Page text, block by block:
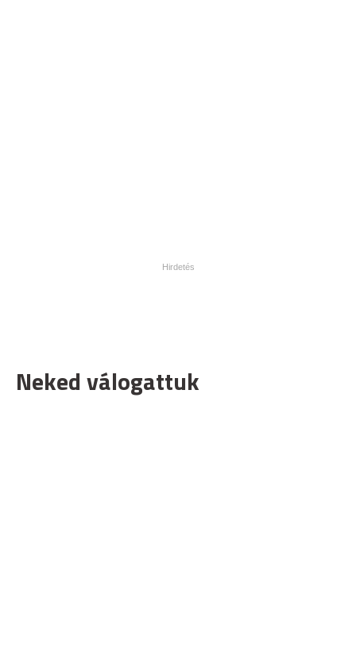
Neked válogattuk